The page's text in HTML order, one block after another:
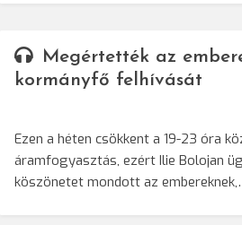
Megértették az
kormányfő felhívását
Ezen a héten csökkent a 19-23 óra
áramfogyasztás, ezért Ilie Bolojan
köszönetet mondott az